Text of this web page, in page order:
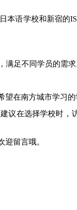
本语学校和新宿的
足不同学员的需求
在南方城市学习的
议在选择学校时，
迎留言哦。